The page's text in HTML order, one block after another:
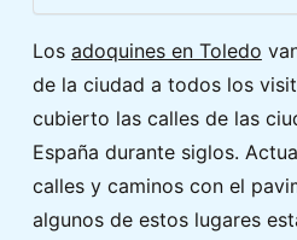
Los adoquines en Toledo
de la ciudad a todos los
cubierto las calles de las
España durante siglos.
calles y caminos con el
algunos de estos lugares